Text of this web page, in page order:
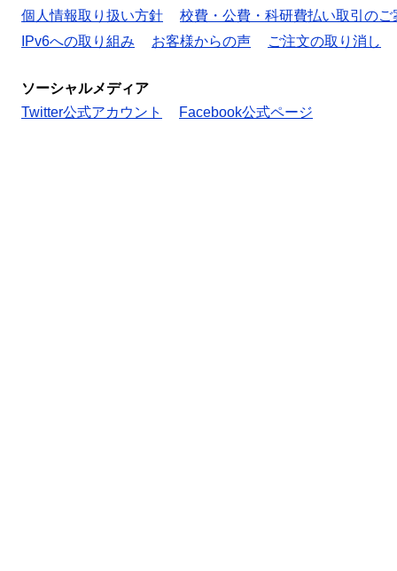
個人情報取り扱い方針
校費・公費・科研費払い取引のご
IPv6への取り組み
お客様からの声 ご注文の取り消し
ソーシャルメディア
Twitter公式アカウント
Facebook公式ページ